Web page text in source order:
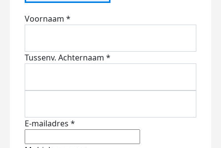
Voornaam *
Tussenv. Achternaam *
E-mailadres *